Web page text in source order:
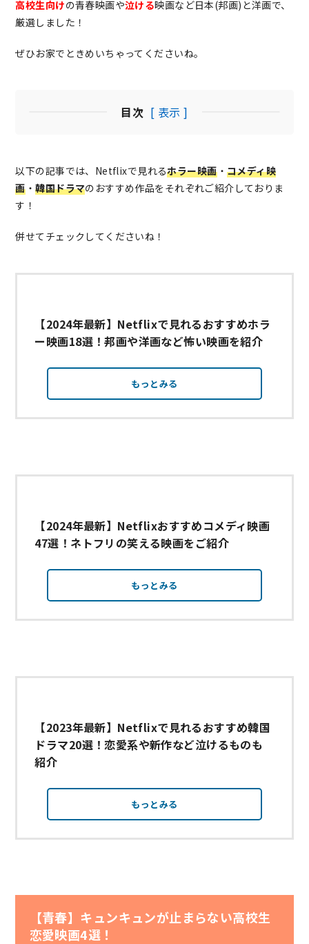
高校生向けの青春映画や泣ける映画など日本(邦画)と洋画で、
厳選しました！
ぜひお家でときめいちゃってくださいね。
目次 [ 表示 ]
以下の記事では、Netflixで見れるホラー映画・ コメディ映
画・韓国ドラマのおすすめ作品をそれぞれご紹介しておりま
す！
併せてチェックしてくださいね！
【2024年最新】Netflixで見れるおすすめホラ
ー映画18選！邦画や洋画など怖い映画を紹介
もっとみる
【2024年最新】Netflixおすすめコメディ映画
47選！ネトフリの笑える映画をご紹介
もっとみる
【2023年最新】Netflixで見れるおすすめ韓国
ドラマ20選！恋愛系や新作など泣けるものも
紹介
もっとみる
【青春】キュンキュンが止まらない高校生
恋愛映画4選！